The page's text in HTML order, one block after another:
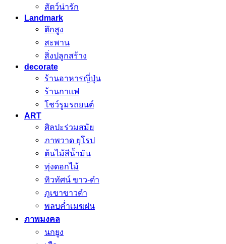
สัตว์น่ารัก
Landmark
ตึกสูง
สะพาน
สิ่งปลูกสร้าง
decorate
ร้านอาหารญี่ปุ่น
ร้านกาแฟ
โชว์รูมรถยนต์
ART
ศิลปะร่วมสมัย
ภาพวาด ยุโรป
ต้นไม้สีน้ำมัน
ทุ่งดอกไม้
ทิวทัศน์ ขาว-ดำ
ภูเขาขาวดำ
พลบค่ำเมฆฝน
ภาพมงคล
นกยูง